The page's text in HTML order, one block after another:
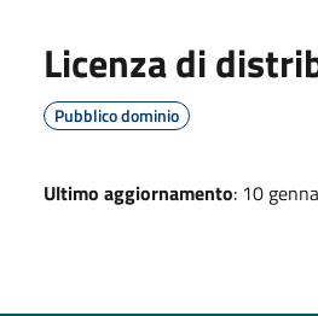
Licenza di
Pubblico dominio
Ultimo aggiornamento: 10